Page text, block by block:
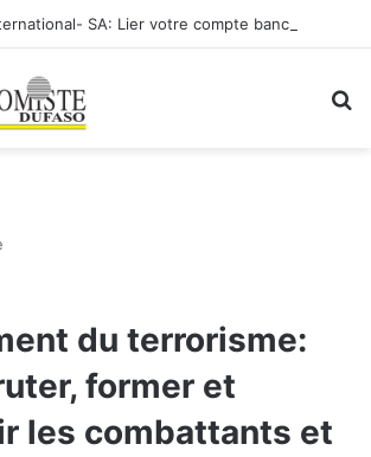
du terrorisme:
former et
les combattants et